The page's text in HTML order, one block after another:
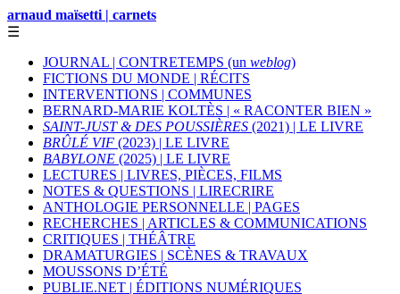
arnaud maïsetti | carnets
☰
JOURNAL | CONTRETEMPS (un weblog)
FICTIONS DU MONDE | RÉCITS
INTERVENTIONS | COMMUNES
BERNARD-MARIE KOLTÈS | « RACONTER BIEN »
SAINT-JUST & DES POUSSIÈRES (2021) | LE LIVRE
BRÛLÉ VIF (2023) | LE LIVRE
BABYLONE (2025) | LE LIVRE
LECTURES | LIVRES, PIÈCES, FILMS
NOTES & QUESTIONS | LIRECRIRE
ANTHOLOGIE PERSONNELLE | PAGES
RECHERCHES | ARTICLES & COMMUNICATIONS
CRITIQUES | THÉÂTRE
DRAMATURGIES | SCÈNES & TRAVAUX
MOUSSONS D’ÉTÉ
PUBLIE.NET | ÉDITIONS NUMÉRIQUES